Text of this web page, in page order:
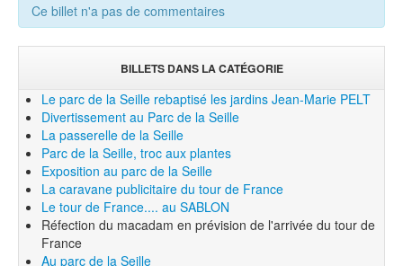
Ce billet n'a pas de commentaires
BILLETS DANS LA CATÉGORIE
Le parc de la Seille rebaptisé les jardins Jean-Marie PELT
Divertissement au Parc de la Seille
La passerelle de la Seille
Parc de la Seille, troc aux plantes
Exposition au parc de la Seille
La caravane publicitaire du tour de France
Le tour de France.... au SABLON
Réfection du macadam en prévision de l'arrivée du tour de
France
Au parc de la Seille